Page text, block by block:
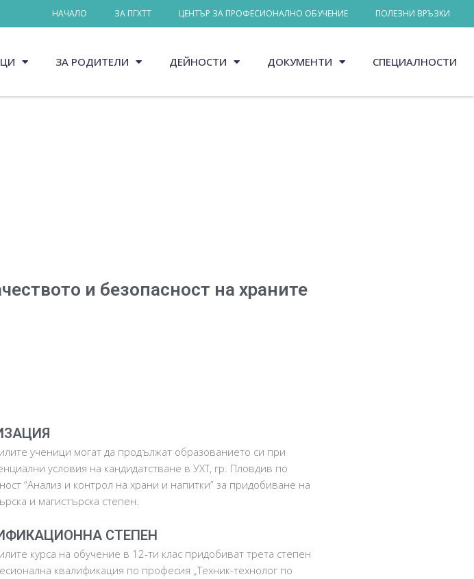
НАЧАЛО ЗА ПГХТТ ЦЕНТЪР ЗА ПРОФЕСИОНАЛНО ОБУЧЕНИЕ ПОЛЕЗНИ ВРЪЗКИ
ЗА РОДИТЕЛИ ДЕЙНОСТИ ДОКУМЕНТИ СПЕЦИАЛНОСТИ
и безопасност на храните
ученици могат да продължат образованието си при
условия на кандидатстване в УХТ, гр. Пловдив по
“Анализ и контрол на храни и напитки” за придобиване на
и магистърска степен.
СТЕПЕН
курса на обучение в 12-ти клас придобиват трета степен
квалификация по професия „Техник-технолог по